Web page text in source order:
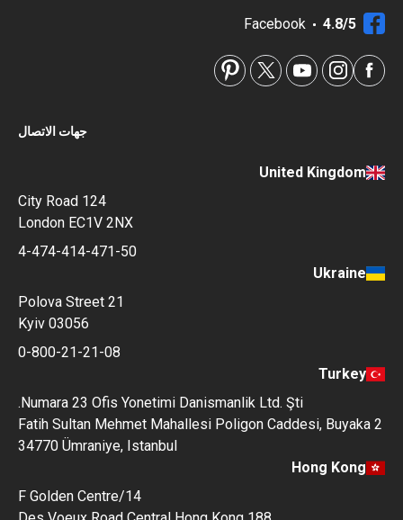
4.8/5
Facebook
جهات الاتصال
United Kingdom
124 City Road
London EC1V 2NX
4-474-414-471-50
Ukraine
Polova Street 21
Kyiv 03056
0-800-21-21-08
Turkey
Numara 23 Ofis Yonetimi Danismanlik Ltd. Şti.
Fatih Sultan Mehmet Mahallesi Poligon Caddesi, Buyaka 2
34770 Ümraniye, Istanbul
Hong Kong
14/F Golden Centre